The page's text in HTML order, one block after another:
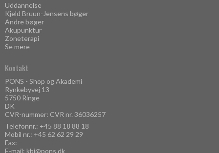
Uddannelse
Kjeld Bruun-Jensens bøger
Andre bøger
Akupunktur
Zoneterapi
Se mere
Kontakt
PONS - Shop og Akademi
Rynkebyvej 13
5750 Ringe
DK
CVR-nummer: CVR nr. 36036257
Telefonnr.: +45 88 18 88 18
Mobil nr.: +45 62 62 29 29
Fax: -
E-mail: kbj@pons.dk